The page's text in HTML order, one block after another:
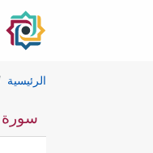
الرئيسية
سورة